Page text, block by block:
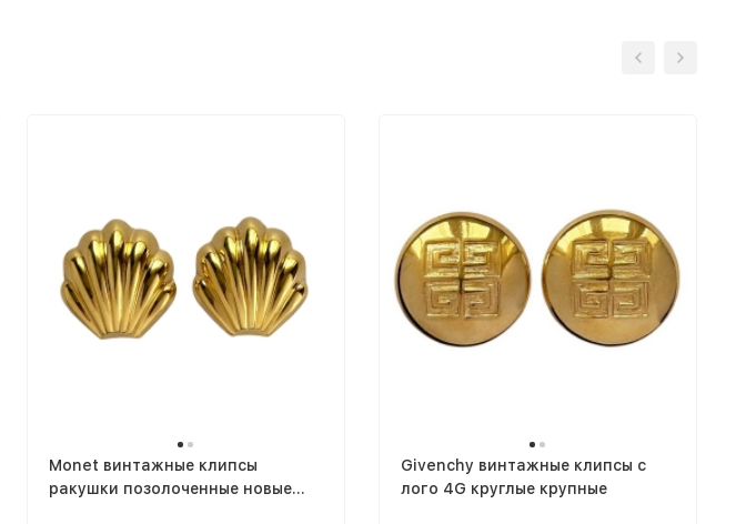
Monet винтажные клипсы
ракушки позолоченные новые
Givenchy винтажные клипсы с
лого 4G круглые крупные